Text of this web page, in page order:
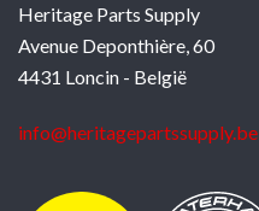
Heritage Parts Supply
Avenue Deponthière, 60
4431 Loncin - België
info@heritagepartssupply.be